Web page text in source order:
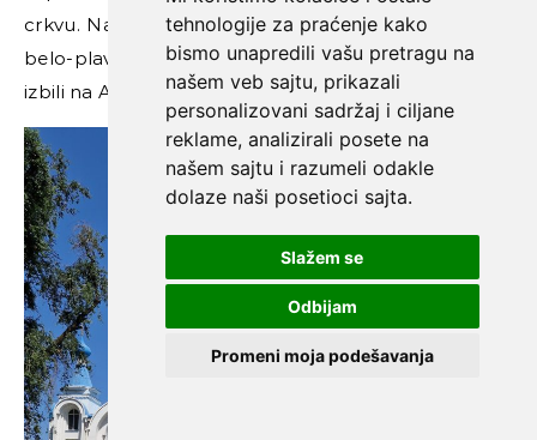
tehnologije za praćenje kako
bismo unapredili vašu pretragu na
našem veb sajtu, prikazali
personalizovani sadržaj i ciljane
reklame, analizirali posete na
našem sajtu i razumeli odakle
dolaze naši posetioci sajta.
Slažem se
Odbijam
Promeni moja podešavanja
crkvu. Nakon kraćeg zadržavanja u ovoj simpatičnoj
belo-plavoj crkvi, vratili smo se u park i kroz njega
izbili na Ala-Too trg, glavni gradski trg.